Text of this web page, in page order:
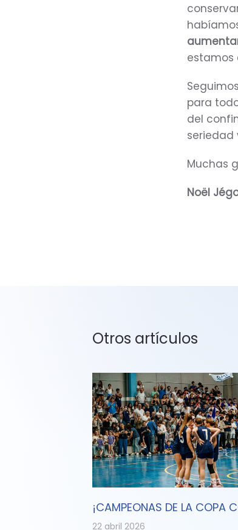
estamos
para
del
seriedad
Muchas
Noël
Otros artículos
¡CAMPEONAS DE LA COPA
22 abril 2026